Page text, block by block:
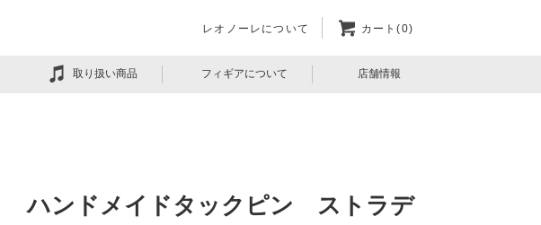
レオノーレについて カート(0)
取り扱い商品 フィギアについて 店舗情報
ハンドメイドタックピン ストラデ